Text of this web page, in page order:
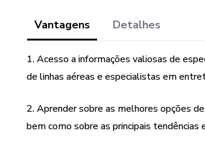
Vantagens Detalhes
1. Acesso a informações valiosas de
de linhas aéreas e especialistas em
2. Aprender sobre as melhores opções
bem como sobre as principais tendências